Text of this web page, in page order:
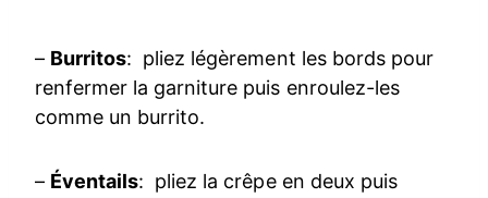
– Burritos: pliez légèrement les bords pour
renfermer la garniture puis enroulez-les
comme un burrito.
– Éventails: pliez la crêpe en deux puis